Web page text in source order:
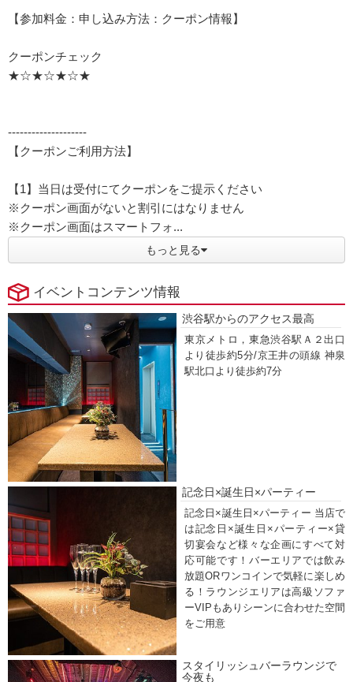
【参加料金：申し込み方法：クーポン情報】
クーポンチェック
★☆★☆★☆★
--------------------
【クーポンご利用方法】
【1】当日は受付にてクーポンをご提示ください
※クーポン画面がないと割引にはなりません
※クーポン画面はスマートフォ...
もっと見る
イベントコンテンツ情報
渋谷駅からのアクセス最高
東京メトロ，東急渋谷駅Ａ２出口
より徒歩約5分/京王井の頭線 神泉
駅北口より徒歩約7分
記念日×誕生日×パーティー
記念日×誕生日×パーティー 当店で
は記念日×誕生日×パーティー×貸
切宴会など様々な企画にすべて対
応可能です！バーエリアでは飲み
放題ORワンコインで気軽に楽しめ
る！ラウンジエリアは高級ソファ
ーVIPもありシーンに合わせた空間
をご用意
スタイリッシュバーラウンジで
今夜も